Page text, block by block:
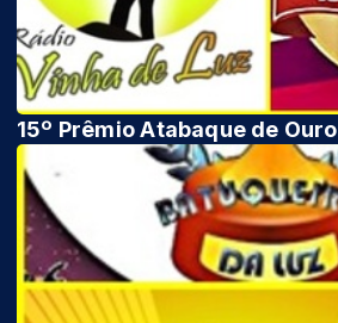
15º Prêmio Atabaque de Ouro